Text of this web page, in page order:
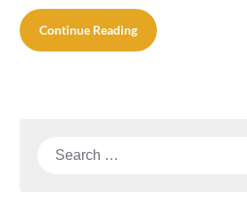
Continue Reading
Search